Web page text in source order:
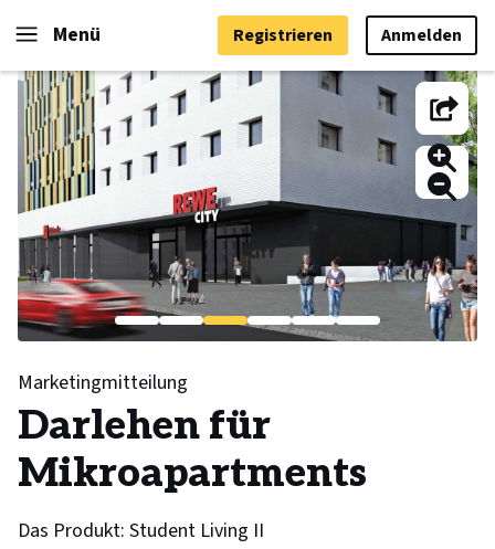
Menü Registrieren Anmelden
Marketingmitteilung
Darlehen für
Mikroapartments
Das Produkt: Student Living II